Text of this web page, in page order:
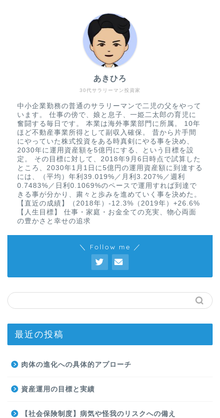
30代サラリーマン投資家
あきひろ
中小企業勤務の普通のサラリーマンで二児の父をやって
います。 仕事の傍で、娘と息子、一姫二太郎の育児に
奮闘する毎日です。 本業は海外事業部門に所属。 10年
ほど不動産事業所得として副収入確保。 昔から片手間
にやっていた株式投資をある時真剣にやる事を決め、
2030年に運用資産額を5億円にする、という目標を設
定。 その目標に対して、2018年9月6日時点で試算した
ところ、2030年1月1日に5億円の運用資産額に到達する
には、（平均）年利39.019%／月利3.207%／週利
0.7483%／日利0.1069%のペースで運用すれば到達で
きる事が分かり、粛々と歩みを進めていく事を決めた。
【直近の成績】（2018年）-12.3%（2019年）+26.6%
【人生目標】 仕事・家庭・お金全ての充実、物心両面
の豊かさと幸せの追求
＼ Follow me ／
最近の投稿
肉体の進化への具体的アプローチ
資産運用の目標と実績
【社会保険制度】病気や怪我のリスクへの備え